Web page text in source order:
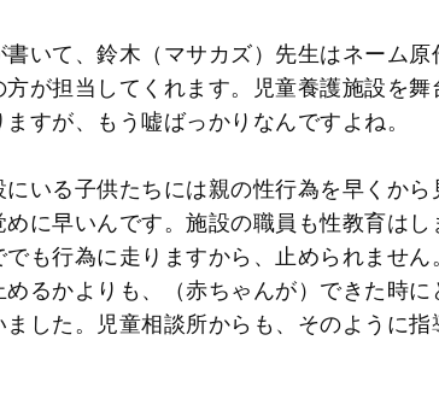
書いて、鈴木（マサカズ）先生はネーム原
が担当してくれます。児童養護施設を舞
すが、もう嘘ばっかりなんですよね。
いる子供たちには親の性行為を早くから
に早いんです。施設の職員も性教育はし
でも行為に走りますから、止められませ
るかよりも、（赤ちゃんが）できた時に
ました。児童相談所からも、そのように指